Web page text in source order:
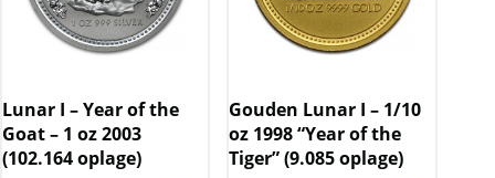
Lunar I – Year of the
Goat – 1 oz 2003
(102.164 oplage)
Gouden Lunar I – 1/10
oz 1998 “Year of the
Tiger” (9.085 oplage)